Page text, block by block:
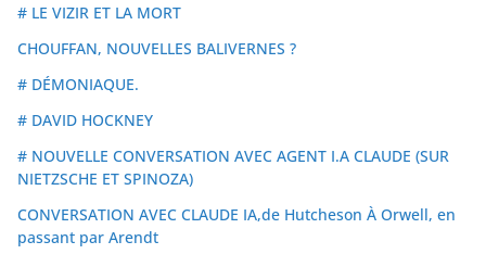
# LE VIZIR ET LA MORT
CHOUFFAN, NOUVELLES BALIVERNES ?
# DÉMONIAQUE.
# DAVID HOCKNEY
# NOUVELLE CONVERSATION AVEC AGENT I.A CLAUDE (SUR
NIETZSCHE ET SPINOZA)
CONVERSATION AVEC CLAUDE IA,de Hutcheson À Orwell, en
passant par Arendt